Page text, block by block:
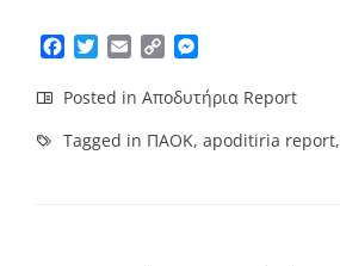
Facebook
TwitterEmailCopy
Posted in Αποδυτήρια Report
Tagged in ΠΑΟΚ, apoditiria report,